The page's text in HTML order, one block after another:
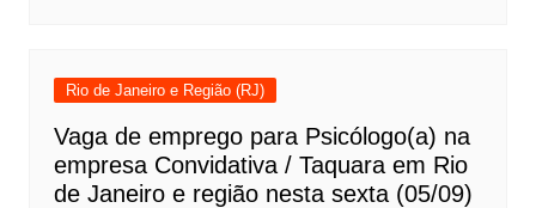
Rio de Janeiro e Região (RJ)
Vaga de emprego para Psicólogo(a) na
empresa Convidativa / Taquara em Rio
de Janeiro e região nesta sexta (05/09)